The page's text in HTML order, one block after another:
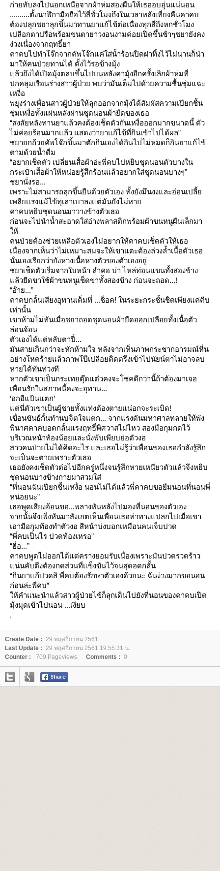
ก่ายทับลงไปนอกเหนือจากผ้าห่มสองผืนให้เธออบอุ่นแน่นอน
..........ตั้งนาฬิกามือถือไว้สี่ชั่วโมงถึงในเวลาหลังเที่ยงคืนคาคบ
ต้องปลุกชยาลุกขึ้นมาทานยาแก้ไข้ต่อเนื่องทุกสี่ถึงหกชั่วโมง
เปลือกตาปรือพร้อมขนตายาวงอนงามค่อยเปิดขึ้นช้าๆชยายังคง
ง่วงเนื่องจากฤทธิ์ยา
คาคบไปทำโจ๊กจากคัพโจ๊กแค่ใส่น้ำร้อนปิดฝาทิ้งไว้ไม่นานก็นำ
มาให้คนป่วยทานได้ ตั้งไว้รอข้างมุ้ง
ล้วถึงได้เปิดมุ้งตลบขึ้นไปบนหลังคามุ้งอีกครั้งเลิกผ้าห่มที่
ปกคลุมเรือนร่างสาวผู้ป่วย พบว่ามันเต็มไปด้วยความชื้นชุ่มแฉะ
เหงื่อ
พยุงร่างเพื่อนสาวผู้ป่วยให้ลุกออกจากมุ้งได้สัมผัสความเปียกชื้น
ชุ่มเหงื่อทั้งแผ่นหลังผ่านชุดนอนผ้ายืดของเธอ
“สงสัยหลังทานยาแล้วคงต้องเช็ดตัวกันเหงื่อออกมากขนาดนี้ ตัว
ไม่ค่อยร้อนมากแล้ว แสดงว่ายาแก้ไข้ที่กินเข้าไปได้ผล”
ชยายกถ้วยคัพโจ๊กขึ้นมาตักกินเองได้กินไปไม่หมดก็กินยาแก้ไข้
ตามด้วยน้ำดื่ม
“อยากเช็ดตัว เปลี่ยนเสื้อผ้าอ่ะพี่คบไปหยิบชุดนอนตัวบางใน
กระเป๋าเสื้อผ้าให้หน่อยรู้สึกร้อนแล้วอยากใส่ชุดนอนบางๆ”
ชยานั่งรอ...
เพราะไม่สามารถลุกขึ้นยืนด้วยตัวเอง ทั้งยังมึนงงและอ่อนเปลี้
เพลียแรงแม้ไข้ทุเลาเบาลงแต่มันยังไม่หา
คาคบหยิบชุดนอนมาวางข้างตัวเธอ
ก่อนจะไปนำน้ำสะอาดใส่อ่างพลาสติกพร้อมผ้าขนหนูผืนเล็กมา
ห้
คนป่วยต้องช่วยเหลือตัวเองไม่อยากให้คาคบเช็ดตัวให้เธอ
เนื่องจากเห็นว่าไม่เหมาะสมจะให้เขาแตะต้องล่วงล้ำเนื้อตัวเธอ
นั่นเองเรียกว่ายังหวงเนื้อหวงตัวของตัวเองอยู่
ชยาเช็ดตัวเริ่มจากใบหน้า ลำคอ บ่า ไหล่ท่อนแขนทั้งสองข้าง
ล้วยืดขาใช้ผ้าขนหนูเช็ดขาทั้งสองข้าง ก่อนจะถอด...!
“อ๊าย...”
คาคบกลั้นเสียงอุทานเต็มที่ ...ช็อค! นระยะกระชั้นชิดเพียงแค่คืบ
เท่านั้น
เขาห้ามไม่ทันเมื่อชยาถอดชุดนอนผ้ายืดออกเปลือยทั้งเนื้อตัว
ล่อนจ้อน
ตัวเองได้แต่หลับตาปี๋...
มันสายเกินกว่าจะหักห้ามใจ หลังจากเห็นภาพกระชากอารมณ์หื่น
อย่างโหดร้ายแล้วภาพโป๊เปลือยติดตรึงเข้าไปนัยน์ตาไม่อาจลบ
หายได้ทันท่วงที
หากตัวเขาเป็นกระเทยตุ๊ดแต๋วคงจะโชคดีกว่านี้ถ้าต้องมาเจอ
เพื่อนรักในสภาพนี้คงจะอุทาน...
‘อกอีแป้นแตก’
ต่นี่ตัวเขาเป็นผู้ชายทั้งแท่งต้องตายแน่อกจะระเบิด!
เขื่อนขันธ์กั้นทำนบจิตใจแตก... จากแรงดันมหาศาลทลายให้พัง
พินาศคาคบอดกลั้นแรงฤทธิ์พิศวาสไม่ไหว สองมือกุมกดไว้
บริเวณหน้าท้องน้อยและนั่งพับเพียบย่อตัวงอ
สาวคนป่วยไม่ได้คิดอะไร และเธอไม่รู้ว่าเพื่อนของเธอกำลังรู้สึก
จะเป็นจะตายเพราะตัวเธอ
เธอยังคงเช็ดตัวต่อไปอีกครู่หนึ่งจนรู้สึกหายเหนียวตัวแล้วจึงหยิบ
ชุดนอนบางข้างกายมาสวมใส่
“ที่นอนฉันเปียกชื้นเหงื่อ นอนไม่ได้แล้วพี่คาคบขอยืมนอนที่นอนพี่
หน่อยนะ”
เธอพูดเสียงอ้อนขอ...พลางหันหลังไปมองที่นอนของตัวเอง
จากนั้นจึงเพิ่งหันมาสังเกตเห็นเพื่อนเธอท่าทางแปลกไปเมื่อเขา
เอามือกุมท้องทำตัวงอ สีหน้าบ่งบอกเหมือนคนเจ็บปวด
“พี่คบเป็นไร ปวดท้องเหรอ”
“ฮื่อ...”
คาคบพูดไม่ออกได้แต่ครางยอมรับเนื่องเพราะมันปวดรวดร้าว
น่นคับตึงต้องกดส่วนที่แข็งขันไว้จนสุดอดกลั้น
“กินยาแก้ปวดสิ พี่คบต้องรักษาตัวเองด้วยนะ ฉันง่วงมากขอนอน
ก่อนล่ะพี่คบ”
ห้คำแนะนำแล้วสาวผู้ป่วยไข้ก็ลุกเดินไปยังที่นอนของคาคบเปิด
มุ้งมุดเข้าไปนอน ...เงียบ
.
Create Date : 29 พฤศจิกายน 2561
Last Update : 29 พฤศจิกายน 2561 19:55:31 น.
Counter :
709 Pageviews. Comments : 0